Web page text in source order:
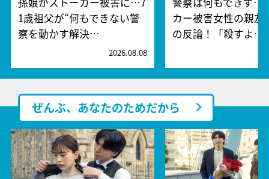
1歳祖父が“何もできない警
察を動かす解決…
2026.08.08
カー被害女性の親友
の反論！「殺すよ…
ぜんぶ、あなたのためだから